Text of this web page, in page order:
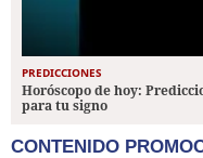
PREDICCIONES
Horóscopo de hoy:
para tu signo
CONTENIDO